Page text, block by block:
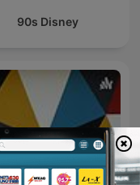
90s Disney